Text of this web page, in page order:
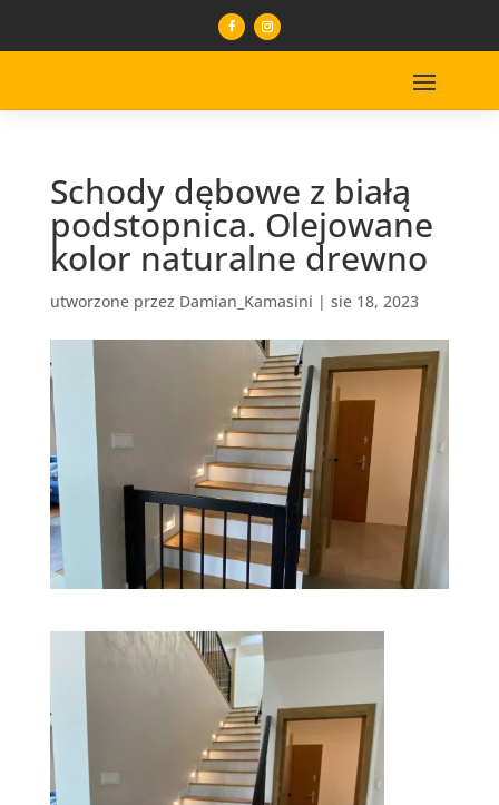
Schody dębowe z białą
podstopnica. Olejowane
kolor naturalne drewno
utworzone przez Damian_Kamasini | sie 18, 2023